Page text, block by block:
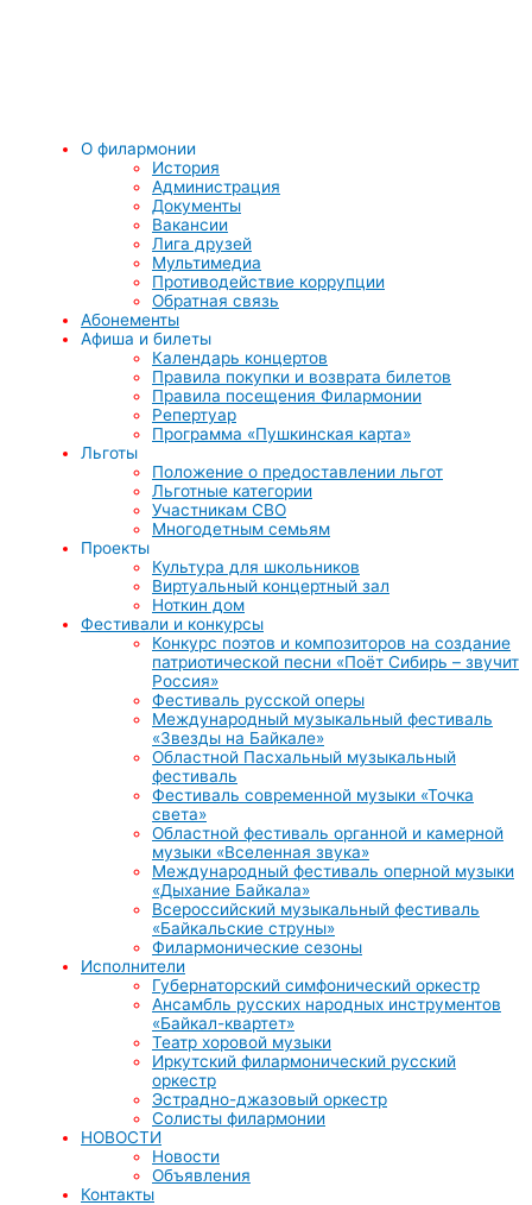
О филармонии
История
Администрация
Документы
Вакансии
Лига друзей
Мультимедиа
Противодействие коррупции
Обратная связь
Абонементы
Афиша и билеты
Календарь концертов
Правила покупки и возврата билетов
Правила посещения Филармонии
Репертуар
Программа «Пушкинская карта»
Льготы
Положение о предоставлении льгот
Льготные категории
Участникам СВО
Многодетным семьям
Проекты
Культура для школьников
Виртуальный концертный зал
Ноткин дом
Фестивали и конкурсы
Конкурс поэтов и композиторов на создание
патриотической песни «Поёт Сибирь – звучит
Россия»
Фестиваль русской оперы
Международный музыкальный фестиваль
«Звезды на Байкале»
Областной Пасхальный музыкальный
фестиваль
Фестиваль современной музыки «Точка
света»
Областной фестиваль органной и камерной
музыки «Вселенная звука»
Международный фестиваль оперной музыки
«Дыхание Байкала»
Всероссийский музыкальный фестиваль
«Байкальские струны»
Филармонические сезоны
Исполнители
Губернаторский симфонический оркестр
Ансамбль русских народных инструментов
«Байкал-квартет»
Театр хоровой музыки
Иркутский филармонический русский
оркестр
Эстрадно-джазовый оркестр
Солисты филармонии
НОВОСТИ
Новости
Объявления
Контакты